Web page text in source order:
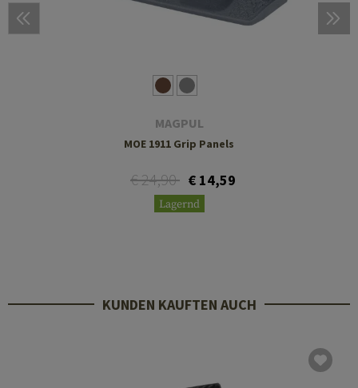
MAGPUL
MOE 1911 Grip Panels
€ 24,90 € 14,59
Lagernd
KUNDEN KAUFTEN AUCH